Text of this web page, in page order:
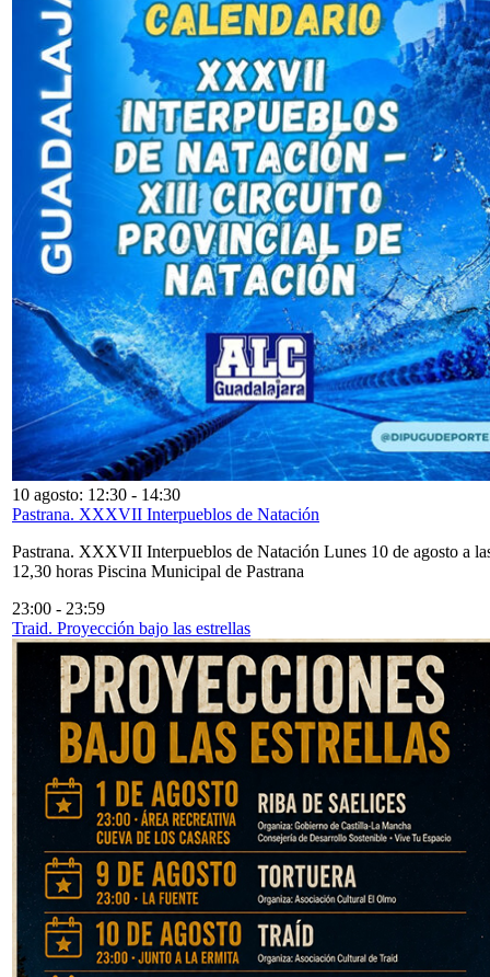
10 agosto: 12:30 - 14:30
Pastrana. XXXVII Interpueblos de Natación
Pastrana. XXXVII Interpueblos de Natación Lunes 10 de agosto a
12,30 horas Piscina Municipal de Pastrana
23:00 - 23:59
Traid. Proyección bajo las estrellas